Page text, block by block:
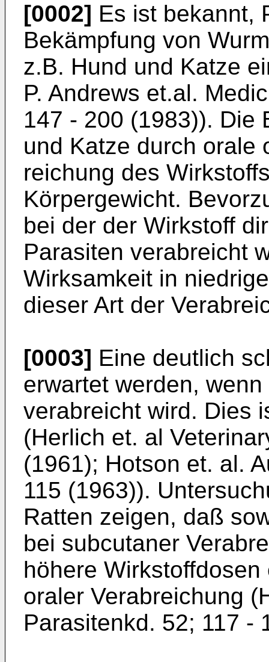
[0002] Es ist bekannt,
Bekämpfung von
z.B. Hund und Katze
P. Andrews et.al.
147 - 200 (1983)). Die
und Katze durch
reichung des
Körper­gewicht.
bei der der Wirkstoff
Parasiten verab­reicht
Wirksamkeit in
dieser Art der
[0003] Eine deutlich
erwartet wer­den,
verabreicht wird. Dies
(Herlich et. al
(1961); Hotson et. al.
115 (1963)).
Ratten zeigen, daß
bei subcutaner
höhere
oraler Verabreichung
Parasitenkd. 52; 117 -